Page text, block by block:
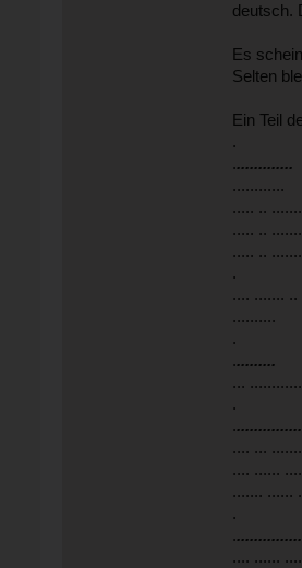
deutsch.
Es
Selten
Ein Teil
.
..............
............
..... ..
..... ..
..... ..
.
.... .......
..........
.
..........
...
.
.
.... ...
.... ......
....... ......
.
.
.... ......